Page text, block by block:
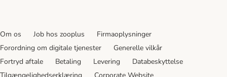
Om os Job hos zooplus
Firmaoplysninger
Forordning om digitale tjenester
Generelle vilkår
Fortryd aftale
Betaling Levering
Databeskyttelse